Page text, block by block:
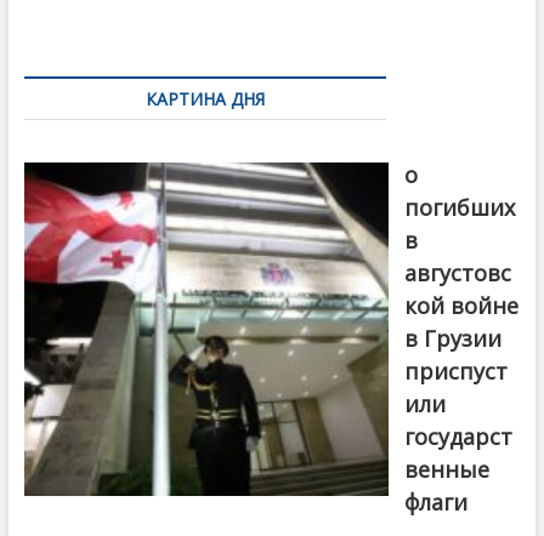
по
записямКАРТИНА ДНЯ
о
погибших
в
августовс
кой войне
в Грузии
приспуст
или
государст
венные
флаги